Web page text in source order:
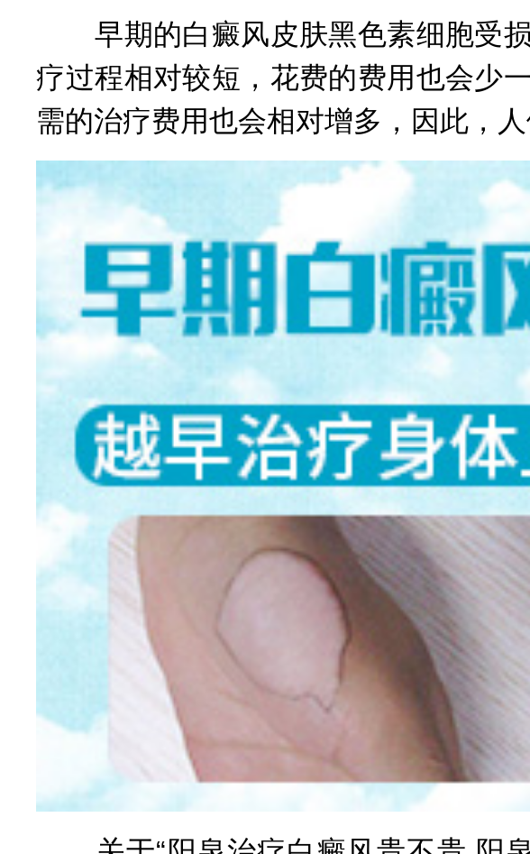
早期的白癜风皮肤黑色素细胞受损
疗过程相对较短，花费的费用也会少
需的治疗费用也会相对增多，因此，